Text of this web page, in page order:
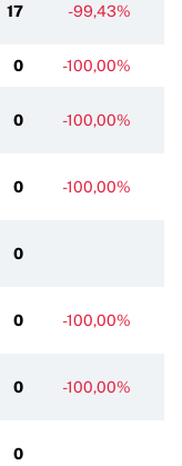
17 -99,43%
0 -100,00%
0 -100,00%
0 -100,00%
0
0 -100,00%
0 -100,00%
0